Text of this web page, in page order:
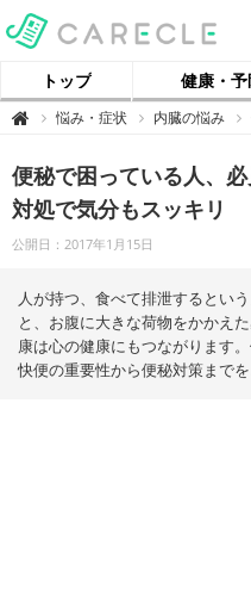
トップ 健康・
 【
ル
】
悩み・症状 内臓の悩み
便秘で困っている人、
対処で気分もスッキリ
公開日：2017年1月15日
人が持つ、食べて排泄するとい
と、お腹に大きな荷物をかかえ
康は心の健康にもつながります
快便の重要性から便秘対策まで